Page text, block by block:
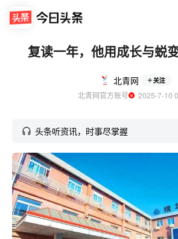
复读一年，他用成长与蜕
北青网 关注
北青网官方账号
2025-7-10
头条听资讯，时事尽掌握